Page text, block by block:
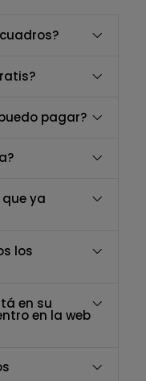
pagar?
ya
los
en su
en la web